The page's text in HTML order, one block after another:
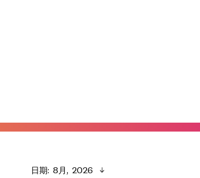
日期: 8月,  2026